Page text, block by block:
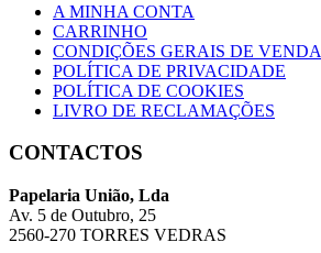
A MINHA CONTA
CARRINHO
CONDIÇÕES GERAIS DE VENDA
POLÍTICA DE PRIVACIDADE
POLÍTICA DE COOKIES
LIVRO DE RECLAMAÇÕES
CONTACTOS
Papelaria União, Lda
Av. 5 de Outubro, 25
2560-270 TORRES VEDRAS